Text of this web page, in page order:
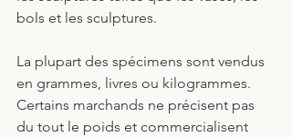
bols et les sculptures.
La plupart des spécimens sont vendus
en grammes, livres ou kilogrammes.
Certains marchands ne précisent pas
du tout le poids et commercialisent